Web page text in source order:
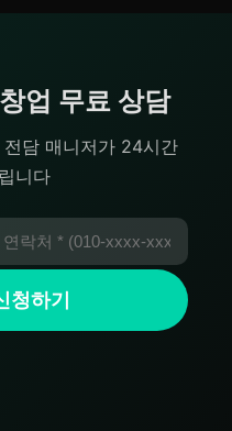
업 무료 상담
담 매니저가 24시간
니다
청하기